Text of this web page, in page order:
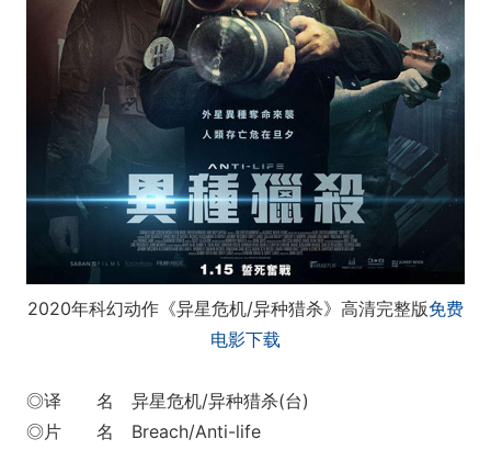
2020年科幻动作《异星危机/异种猎杀》高清完整版免费
电影下载
◎译 名 异星危机/异种猎杀(台)
◎片 名 Breach/Anti-life